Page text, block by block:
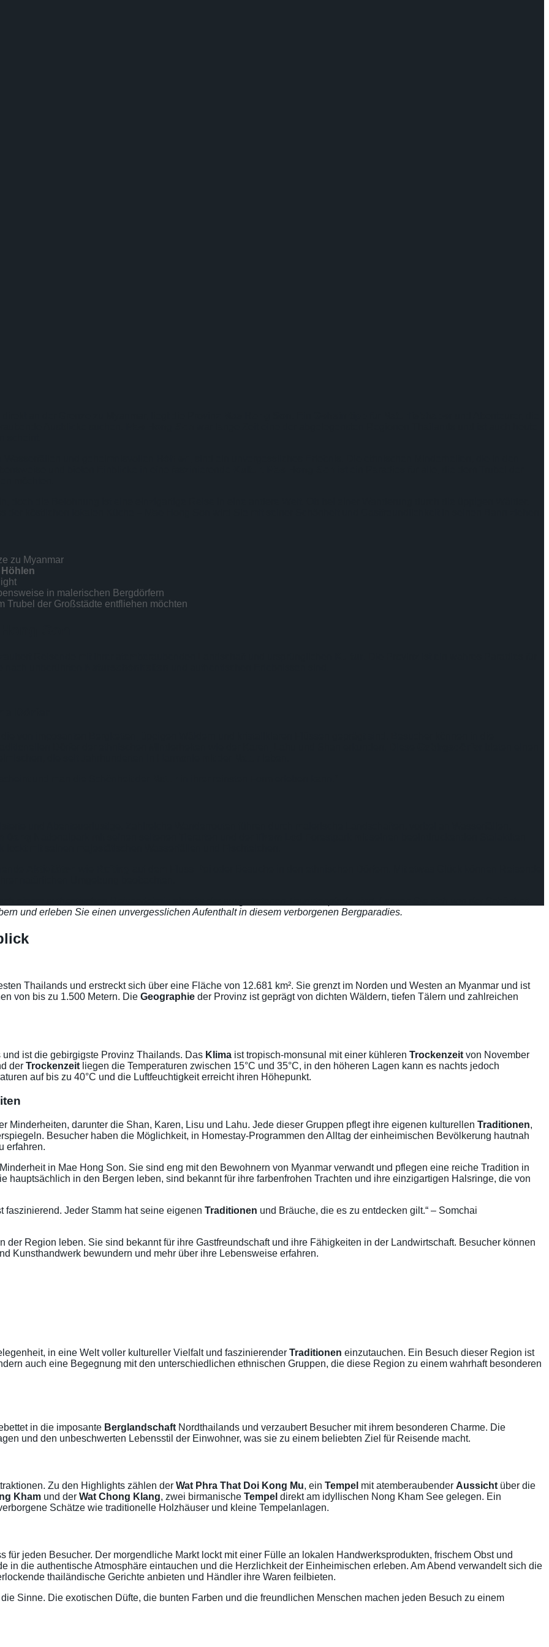
scheint.
und bieten Einblicke in eine faszinierende
zu Myanmar
Höhlen
in malerischen Bergdörfern
Trubel der Großstädte entfliehen möchten
Son
Reisende mit ihrer atemberaubenden Landschaft und ursprünglichen
Dörfer
von imposanten Bergketten, üppigen Wäldern und kristallklaren Flüssen geprägt sind. Besucher können in die
Dörfer der ethnischen Minderheiten wie der Karen, Lahu und Shan erkunden. Diese
und man die Schönheit der
einem authentischen Reiseerlebnis abseits der ausgetretenen Touristenpfade sind. Lassen Sie sich von der Schönheit
und erleben Sie einen unvergesslichen Aufenthalt in diesem verborgenen Bergparadies.
Thailands und erstreckt sich über eine Fläche von 12.681 km². Sie grenzt im Norden und Westen an Myanmar und ist
von bis zu 1.500 Metern. Die Geographie der Provinz ist geprägt von dichten Wäldern, tiefen Tälern und zahlreichen
ist die gebirgigste Provinz Thailands. Das Klima ist tropisch-monsunal mit einer kühleren Trockenzeit von November
der Trockenzeit liegen die Temperaturen zwischen 15°C und 35°C, in den höheren Lagen kann es nachts jedoch
auf bis zu 40°C und die Luftfeuchtigkeit erreicht ihren Höhepunkt.
Minderheiten, darunter die Shan, Karen, Lisu und Lahu. Jede dieser Gruppen pflegt ihre eigenen kulturellen Traditionen,
Besucher haben die Möglichkeit, in Homestay-Programmen den Alltag der einheimischen Bevölkerung hautnah
erfahren.
in Mae Hong Son. Sie sind eng mit den Bewohnern von Myanmar verwandt und pflegen eine reiche Tradition in
hauptsächlich in den Bergen leben, sind bekannt für ihre farbenfrohen Trachten und ihre einzigartigen Halsringe, die von
faszinierend. Jeder Stamm hat seine eigenen Traditionen und Bräuche, die es zu entdecken gilt.“ – Somchai
der Region leben. Sie sind bekannt für ihre Gastfreundschaft und ihre Fähigkeiten in der Landwirtschaft. Besucher können
Kunsthandwerk bewundern und mehr über ihre Lebensweise erfahren.
in eine Welt voller kultureller Vielfalt und faszinierender Traditionen einzutauchen. Ein Besuch dieser Region ist
auch eine Begegnung mit den unterschiedlichen ethnischen Gruppen, die diese Region zu einem wahrhaft besonderen
in die imposante Berglandschaft Nordthailands und verzaubert Besucher mit ihrem besonderen Charme. Die
und den unbeschwerten Lebensstil der Einwohner, was sie zu einem beliebten Ziel für Reisende macht.
Zu den Highlights zählen der Wat Phra That Doi Kong Mu, ein Tempel mit atemberaubender Aussicht über die
Kham und der Wat Chong Klang, zwei birmanische Tempel direkt am idyllischen Nong Kham See gelegen. Ein
Schätze wie traditionelle Holzhäuser und kleine Tempelanlagen.
für jeden Besucher. Der morgendliche Markt lockt mit einer Fülle an lokalen Handwerksprodukten, frischem Obst und
in die authentische Atmosphäre eintauchen und die Herzlichkeit der Einheimischen erleben. Am Abend verwandelt sich die
thailändische Gerichte anbieten und Händler ihre Waren feilbieten.
Sinne. Die exotischen Düfte, die bunten Farben und die freundlichen Menschen machen jeden Besuch zu einem